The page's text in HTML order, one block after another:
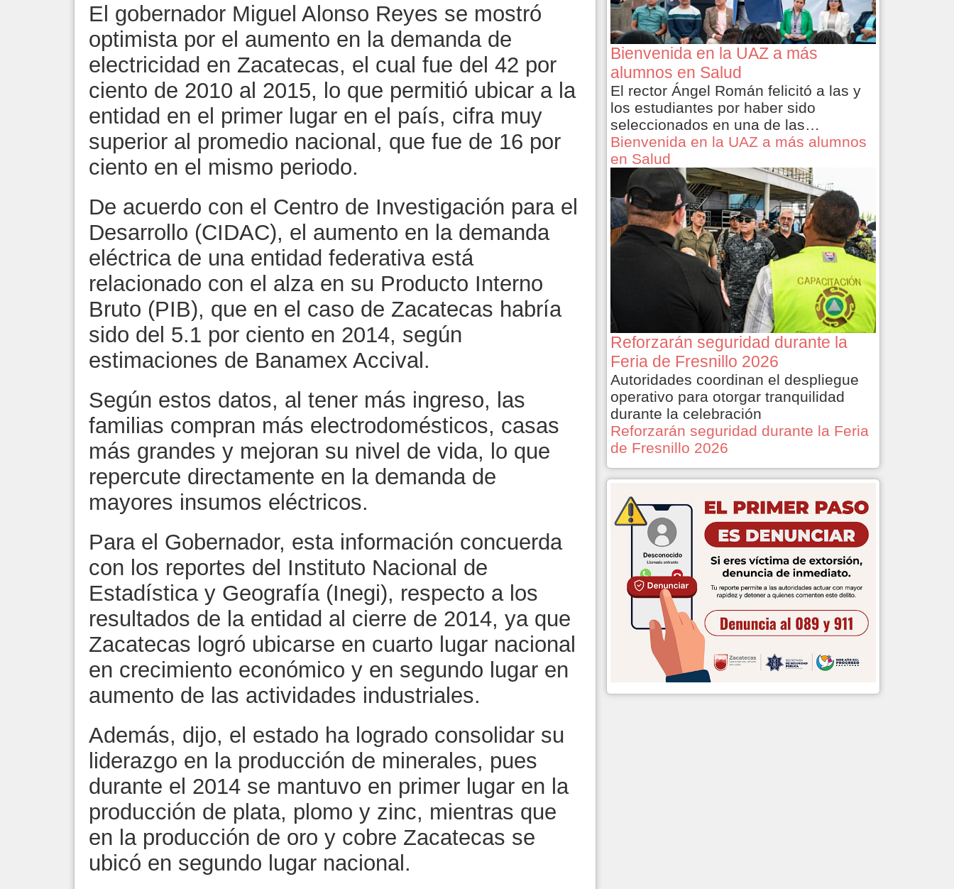
El gobernador Miguel Alonso Reyes se mostró
optimista por el aumento en la demanda de
electricidad en Zacatecas, el cual fue del 42 por
ciento de 2010 al 2015, lo que permitió ubicar a la
entidad en el primer lugar en el país, cifra muy
superior al promedio nacional, que fue de 16 por
ciento en el mismo periodo.
De acuerdo con el Centro de Investigación para el
Desarrollo (CIDAC), el aumento en la demanda
eléctrica de una entidad federativa está
relacionado con el alza en su Producto Interno
Bruto (PIB), que en el caso de Zacatecas habría
sido del 5.1 por ciento en 2014, según
estimaciones de Banamex Accival.
Según estos datos, al tener más ingreso, las
familias compran más electrodomésticos, casas
más grandes y mejoran su nivel de vida, lo que
repercute directamente en la demanda de
mayores insumos eléctricos.
Para el Gobernador, esta información concuerda
con los reportes del Instituto Nacional de
Estadística y Geografía (Inegi), respecto a los
resultados de la entidad al cierre de 2014, ya que
Zacatecas logró ubicarse en cuarto lugar nacional
en crecimiento económico y en segundo lugar en
aumento de las actividades industriales.
Además, dijo, el estado ha logrado consolidar su
liderazgo en la producción de minerales, pues
durante el 2014 se mantuvo en primer lugar en la
producción de plata, plomo y zinc, mientras que
en la producción de oro y cobre Zacatecas se
ubicó en segundo lugar nacional.
Bienvenida en la UAZ a más
alumnos en Salud
El rector Ángel Román felicitó a las y
los estudiantes por haber sido
seleccionados en una de las…
Bienvenida en la UAZ a más alumnos
en Salud
Reforzarán seguridad durante la
Feria de Fresnillo 2026
Autoridades coordinan el despliegue
operativo para otorgar tranquilidad
durante la celebración
Reforzarán seguridad durante la Feria
de Fresnillo 2026